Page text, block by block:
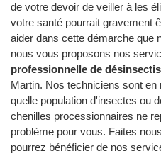
de votre devoir de veiller à les
votre santé pourrait gravement
aider dans cette démarche que
nous vous proposons nos
professionnelle de
Martin. Nos techniciens sont
quelle population d'insectes ou
chenilles processionnaires ne
problème pour vous. Faites
pourrez bénéficier de nos